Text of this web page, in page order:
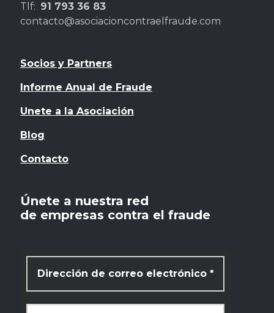
Tlf: 91 793 36 83
contacto@asociacioncontraelfraude.com
Socios y Partners
Informe Anual de Fraude
Unete a la Asociación
Blog
Contacto
Únete a nuestra red
de empresas contra el fraude